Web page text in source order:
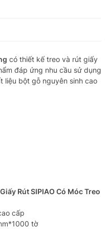
có thiết kế treo và rút giấy
đáp ứng nhu cầu sử dụng
liệu bột gỗ nguyên sinh cao
Rút SIPIAO Có Móc Treo
cấp
tờ